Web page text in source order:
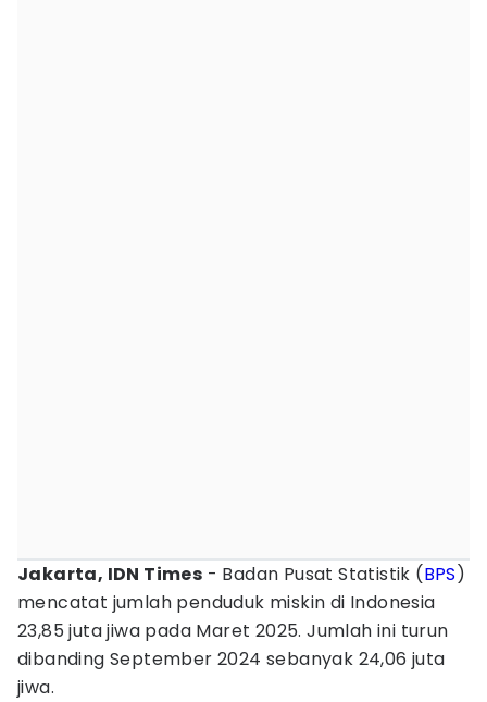
Jakarta, IDN Times - Badan Pusat Statistik (BPS)
mencatat jumlah penduduk miskin di Indonesia
23,85 juta jiwa pada Maret 2025. Jumlah ini turun
dibanding September 2024 sebanyak 24,06 juta
jiwa.